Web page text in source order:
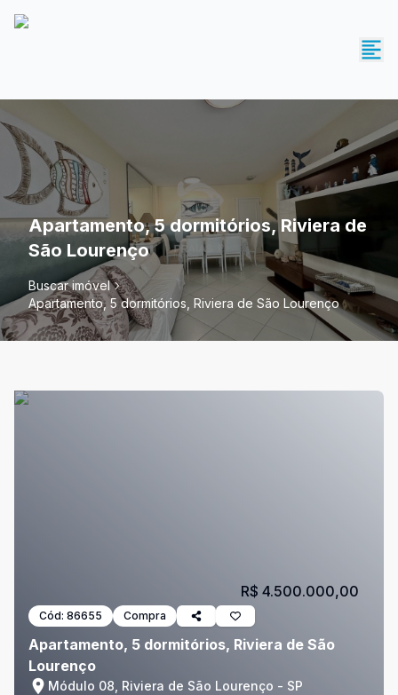
Apartamento, 5 dormitórios, Riviera de
São Lourenço
Buscar imóvel
Apartamento, 5 dormitórios, Riviera de São Lourenço
Cód: 86655 Compra
Apartamento, 5 dormitórios, Riviera de São
Lourenço
Módulo 08, Riviera de São Lourenço - SP
R$ 4.500.000,00